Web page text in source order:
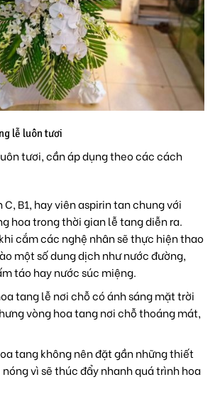
lễ luôn tươi
tươi, cần áp dụng theo các cách
B1, hay viên aspirin tan chung với
hoa trong thời gian lễ tang diễn ra.
cắm các nghệ nhân sẽ thực hiện thao
một số dung dịch như nước đường,
táo hay nước súc miệng.
tang lễ nơi chỗ có ánh sáng mặt trời
vòng hoa tang nơi chỗ thoáng mát,
tang không nên đặt gần những thiết
vì sẽ thúc đẩy nhanh quá trình hoa